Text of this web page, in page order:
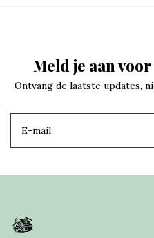
Meld je aan
Ontvang de laatste updates,